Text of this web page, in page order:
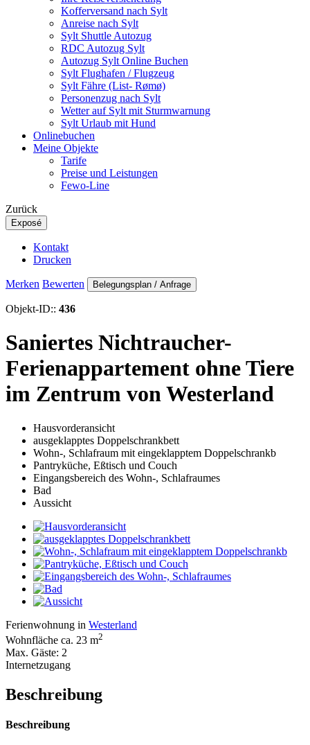
Kofferversand nach Sylt
Anreise nach Sylt
Sylt Shuttle Autozug
RDC Autozug Sylt
Autozug Sylt Online Buchen
Sylt Flughafen / Flugzeug
Sylt Fähre (List- Rømø)
Personenzug nach Sylt
Wetter auf Sylt mit Sturmwarnung
Sylt Urlaub mit Hund
Onlinebuchen
Meine Objekte
Tarife
Preise und Leistungen
Fewo-Line
Zurück
Exposé
Kontakt
Drucken
Merken Bewerten Belegungsplan / Anfrage
Objekt-ID:: 436
Saniertes Nichtraucher-
Ferienappartement ohne Tiere
im Zentrum von Westerland
Hausvorderansicht
ausgeklapptes Doppelschrankbett
Wohn-, Schlafraum mit eingeklapptem Doppelschrankb
Pantryküche, Eßtisch und Couch
Eingangsbereich des Wohn-, Schlafraumes
Bad
Aussicht
Ferienwohnung in Westerland
Wohnfläche ca. 23 m2
Max. Gäste: 2
Internetzugang
Beschreibung
Beschreibung